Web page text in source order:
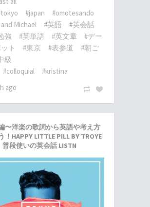
#japan
#omotesando
Michael
#英語
#英会話
強
#英単語 #英文章
#デー
ト
#東京 #表参道
#朝ご
級
#colloquial
#kristina
ago
〜洋楽の歌詞から英語や考え方
！HAPPY LITTLE PILL BY TROYE
普段使いの英会話 LISTN